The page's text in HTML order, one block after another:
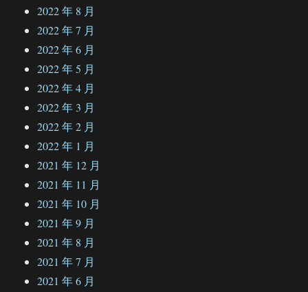
2022 年 8 月
2022 年 7 月
2022 年 6 月
2022 年 5 月
2022 年 4 月
2022 年 3 月
2022 年 2 月
2022 年 1 月
2021 年 12 月
2021 年 11 月
2021 年 10 月
2021 年 9 月
2021 年 8 月
2021 年 7 月
2021 年 6 月